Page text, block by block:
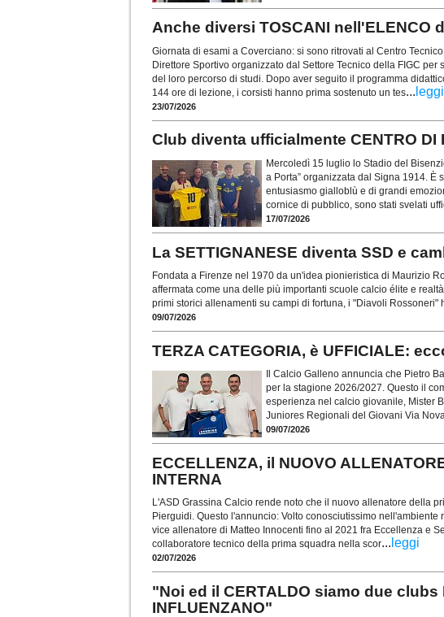
Anche diversi TOSCANI nell'ELENCO
Giornata di esami a Coverciano: si sono ritrovati al Centro
Direttore Sportivo organizzato dal Settore Tecnico della FIGC per
del loro percorso di studi. Dopo aver seguito il programma
144 ore di lezione, i corsisti hanno prima sostenuto un tes... leggi
23/07/2026
Club diventa ufficialmente CENTRO DI
Mercoledì 15 luglio lo Stadio del
a Porta” organizzata dal Signa 1914. È
entusiasmo gialloblù e di grandi
cornice di pubblico, sono stati svelati
17/07/2026
La SETTIGNANESE diventa SSD e
Fondata a Firenze nel 1970 da un'idea pionieristica di Maurizio
affermata come una delle più importanti scuole calcio élite e
primi storici allenamenti su campi di fortuna, i "Diavoli Rossoneri"
09/07/2026
TERZA CATEGORIA, è UFFICIALE:
Il Calcio Galleno annuncia che Pietro
per la stagione 2026/2027. Questo il
esperienza nel calcio giovanile, Mister
Juniores Regionali del Giovani Via
09/07/2026
ECCELLENZA, il NUOVO
INTERNA
L'ASD Grassina Calcio rende noto che il nuovo allenatore della
Pierguidi. Questo l'annuncio: Volto conosciutissimo nell'ambiente
vice allenatore di Matteo Innocenti fino al 2021 fra Eccellenza e
collaboratore tecnico della prima squadra nella scor... leggi
02/07/2026
"Noi ed il CERTALDO siamo due clubs
INFLUENZANO"